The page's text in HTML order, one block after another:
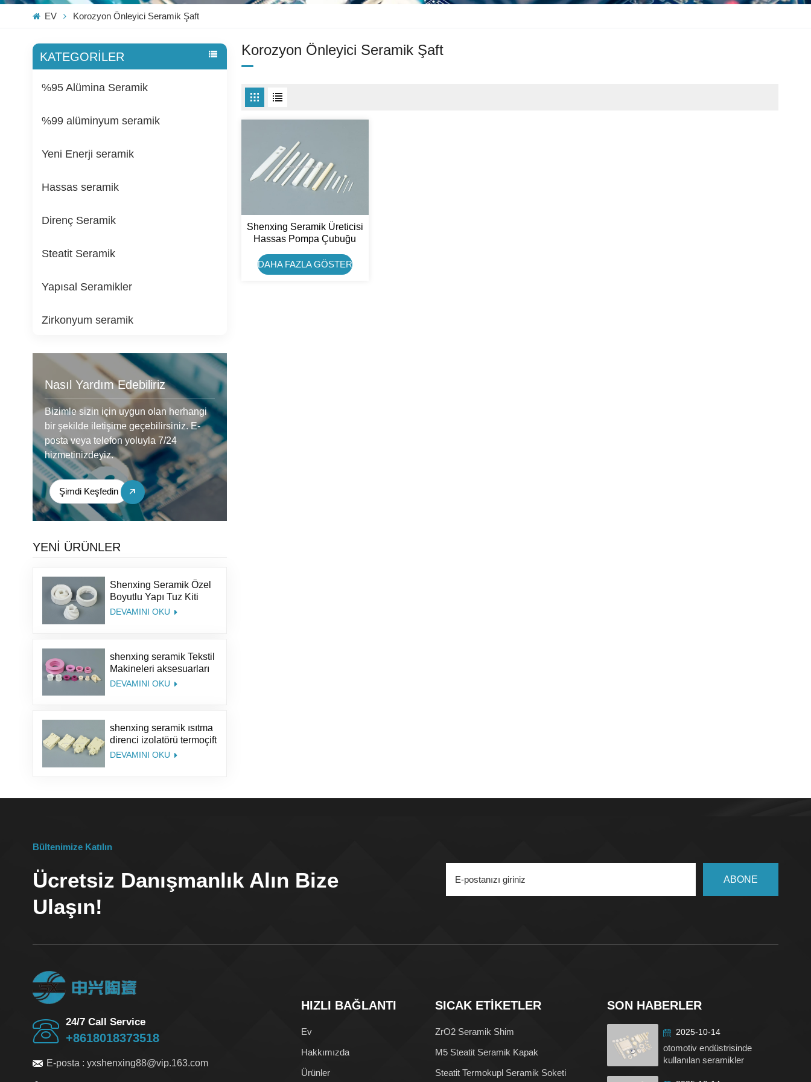
EV Korozyon Önleyici Seramik Şaft
KATEGORİLER
%95 Alümina Seramik
%99 alüminyum seramik
Yeni Enerji seramik
Hassas seramik
Direnç Seramik
Steatit Seramik
Yapısal Seramikler
Zirkonyum seramik
Nasıl Yardım Edebiliriz
Bizimle sizin için uygun olan herhangi
bir şekilde iletişime geçebilirsiniz. E-
posta veya telefon yoluyla 7/24
hizmetinizdeyiz.
Şimdi Keşfedin
YENİ ÜRÜNLER
Shenxing Seramik Özel
Boyutlu Yapı Tuz Kiti
Karabiber Parçaları
DEVAMINI OKU
shenxing seramik Tekstil
Makineleri aksesuarları
%95 seramik parça
DEVAMINI OKU
shenxing seramik ısıtma
direnci izolatörü termoçift
seramik steatit seramik
DEVAMINI OKU
Korozyon Önleyici Seramik Şaft
Shenxing Seramik Üreticisi
Hassas Pompa Çubuğu
DAHA FAZLA GÖSTER
Bültenimize Katılın
Ücretsiz Danışmanlık Alın Bize
Ulaşın!
ABONE
24/7 Call Service
+8618018373518
E-posta :yxshenxing88@vip.163.com
HIZLI BAĞLANTI
Ev
Hakkımızda
Ürünler
SICAK ETİKETLER
ZrO2 Seramik Shim
M5 Steatit Seramik Kapak
Steatit Termokupl Seramik Soketi
SON HABERLER
2025-10-14
otomotiv endüstrisinde
kullanılan seramikler